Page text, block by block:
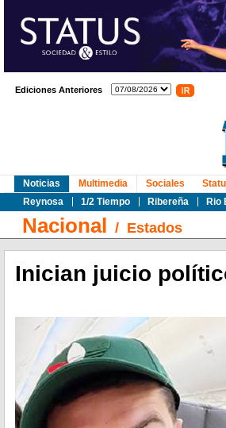
Ediciones Anteriores
Noticias
Reynosa
1/2 Tiempo Ribereña Rio
Multimedia Sociales
Nacional / Estados
Inician juicio